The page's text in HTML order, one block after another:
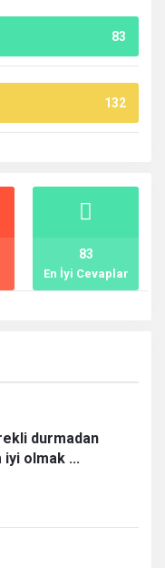
83
132
En İyi Cevaplar
83
durmadan
iyi olmak ...